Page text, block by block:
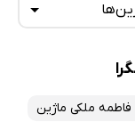
فاطمه ملکی ماژین